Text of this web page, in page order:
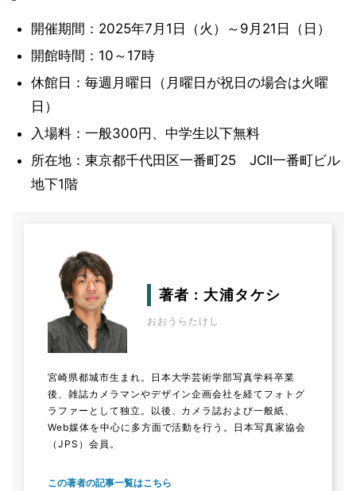
開催期間：2025年7月1日（火）～9月21日（日）
開館時間：10～17時
休館日：毎週月曜日（月曜日が祝日の場合は火曜
日）
入場料：一般300円、中学生以下無料
所在地：東京都千代田区一番町25 JCII一番町ビル
地下1階
著者 : 大浦タケシ
おおうらたけし
宮崎県都城市生まれ。日本大学芸術学部写真学科卒業
後、雑誌カメラマンやデザイン企画会社を経てフォトグ
ラファーとして独立。以後、カメラ誌および一般紙、
Web媒体を中心に多方面で活動を行う。日本写真家協会
（JPS）会員。
この著者の記事一覧はこちら